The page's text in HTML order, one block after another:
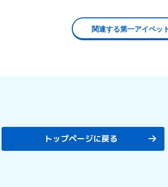
関連する第一アイペッ
トップページに戻る